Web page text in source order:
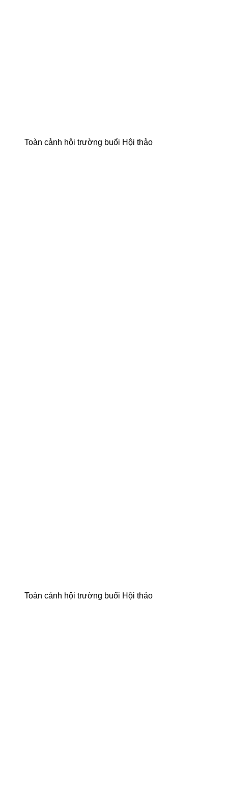
Toàn cảnh hội trường buổi Hội thảo
Toàn cảnh hội trường buổi Hội thảo